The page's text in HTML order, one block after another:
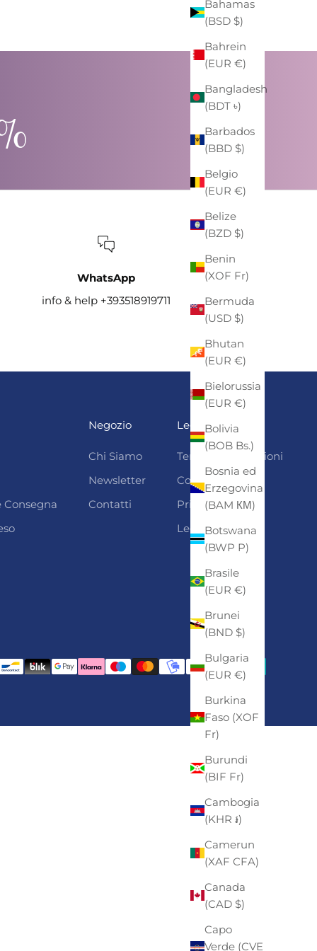
Bahamas
(BSD $)
Bahrein
(EUR €)
Bangladesh
(BDT ৳)
Barbados
(BBD $)
Belgio
(EUR €)
Belize
(BZD $)
Benin
(XOF Fr)
Bermuda
(USD $)
Bhutan
(EUR €)
Bielorussia
(EUR €)
Bolivia
(BOB Bs.)
Bosnia ed
Erzegovina
(BAM КМ)
Botswana
(BWP P)
Brasile
(EUR €)
Brunei
(BND $)
Bulgaria
(EUR €)
Burkina
Faso (XOF
Fr)
Burundi
(BIF Fr)
Cambogia
(KHR ៛)
Camerun
(XAF CFA)
Canada
(CAD $)
Capo
Verde (CVE
WhatsApp
info & help +393518919711
Consegna
Negozio
Chi Siamo
Newsletter
Contatti
Legali
Termini e condizioni
Cookie Policy
Privacy
Legal Notice